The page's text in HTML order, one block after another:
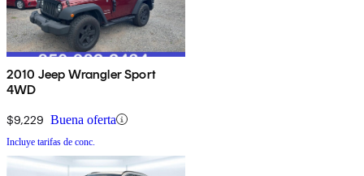
2010 Jeep Wrangler Sport
4WD
$9,229 Buena oferta
Incluye tarifas de conc.